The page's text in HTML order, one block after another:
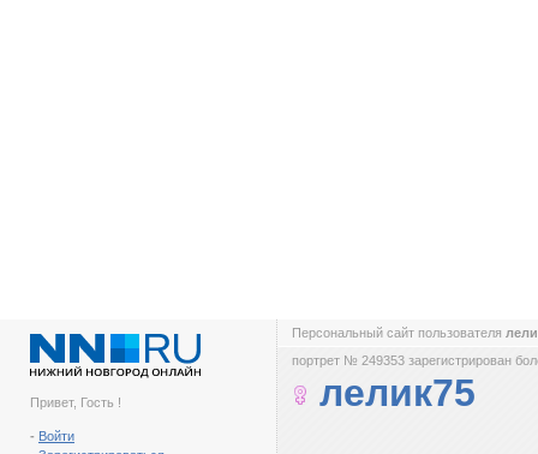
Привет, Гость !
- Войти
Персональный сайт пользователя
портрет № 249353 зарегистрирован
лелик75